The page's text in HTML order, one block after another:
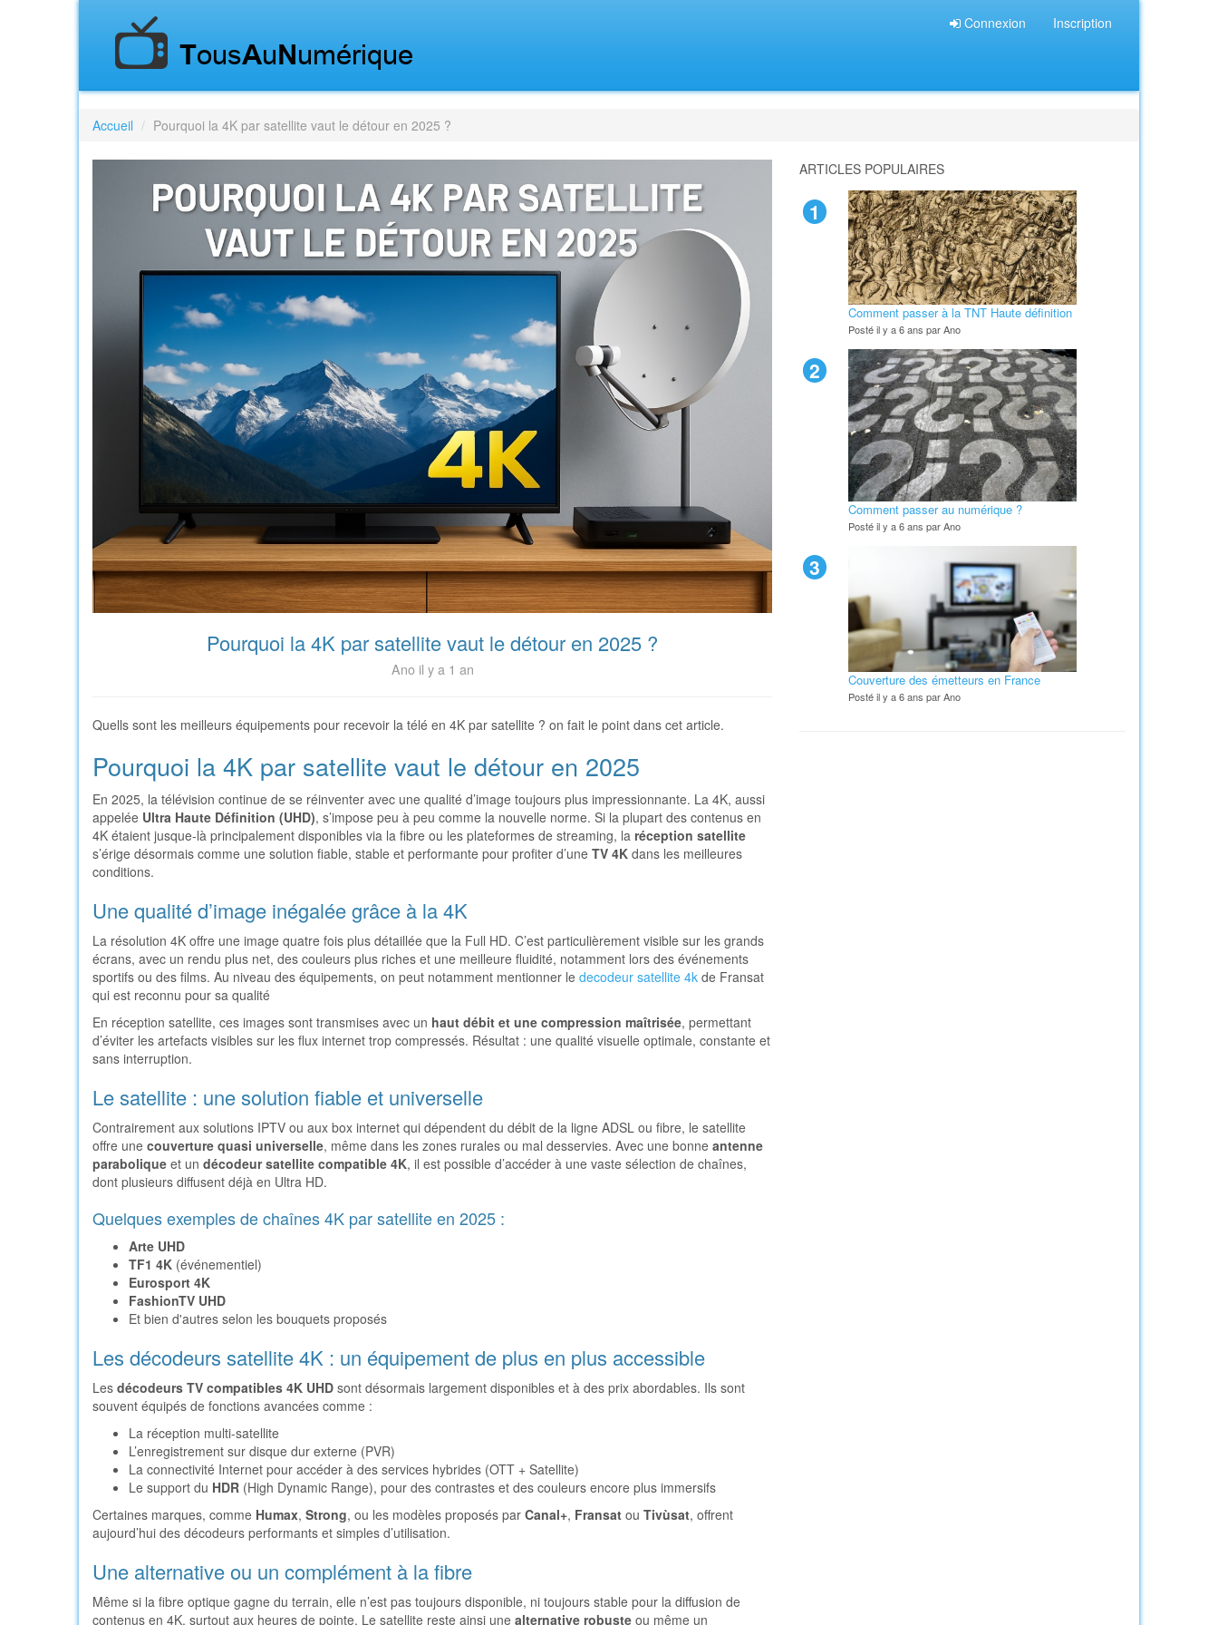
Connexion Inscription
Accueil Pourquoi la 4K par satellite vaut le détour en 2025 ?
Pourquoi la 4K par satellite vaut le détour en 2025 ?
Ano il y a 1 an
Quells sont les meilleurs équipements pour recevoir la télé en 4K par satellite ? on fait le point dans cet article.
Pourquoi la 4K par satellite vaut le détour en 2025
En 2025, la télévision continue de se réinventer avec une qualité d’image toujours plus impressionnante. La 4K, aussi
appelée Ultra Haute Définition (UHD), s’impose peu à peu comme la nouvelle norme. Si la plupart des contenus en
4K étaient jusque-là principalement disponibles via la fibre ou les plateformes de streaming, la réception satellite
s’érige désormais comme une solution fiable, stable et performante pour profiter d’une TV 4K dans les meilleures
conditions.
Une qualité d’image inégalée grâce à la 4K
La résolution 4K offre une image quatre fois plus détaillée que la Full HD. C’est particulièrement visible sur les grands
écrans, avec un rendu plus net, des couleurs plus riches et une meilleure fluidité, notamment lors des événements
sportifs ou des films. Au niveau des équipements, on peut notamment mentionner le decodeur satellite 4k de Fransat
qui est reconnu pour sa qualité
En réception satellite, ces images sont transmises avec un haut débit et une compression maîtrisée, permettant
d’éviter les artefacts visibles sur les flux internet trop compressés. Résultat : une qualité visuelle optimale, constante et
sans interruption.
Le satellite : une solution fiable et universelle
Contrairement aux solutions IPTV ou aux box internet qui dépendent du débit de la ligne ADSL ou fibre, le satellite
offre une couverture quasi universelle, même dans les zones rurales ou mal desservies. Avec une bonne antenne
parabolique et un décodeur satellite compatible 4K, il est possible d’accéder à une vaste sélection de chaînes,
dont plusieurs diffusent déjà en Ultra HD.
Quelques exemples de chaînes 4K par satellite en 2025 :
Arte UHD
TF1 4K (événementiel)
Eurosport 4K
FashionTV UHD
Et bien d'autres selon les bouquets proposés
Les décodeurs satellite 4K : un équipement de plus en plus accessible
Les décodeurs TV compatibles 4K UHD sont désormais largement disponibles et à des prix abordables. Ils sont
souvent équipés de fonctions avancées comme :
La réception multi-satellite
L’enregistrement sur disque dur externe (PVR)
La connectivité Internet pour accéder à des services hybrides (OTT + Satellite)
Le support du HDR (High Dynamic Range), pour des contrastes et des couleurs encore plus immersifs
Certaines marques, comme Humax, Strong, ou les modèles proposés par Canal+, Fransat ou Tivùsat, offrent
aujourd’hui des décodeurs performants et simples d’utilisation.
Une alternative ou un complément à la fibre
Même si la fibre optique gagne du terrain, elle n’est pas toujours disponible, ni toujours stable pour la diffusion de
contenus en 4K, surtout aux heures de pointe. Le satellite reste ainsi une alternative robuste ou même un
ARTICLES POPULAIRES
1
Comment passer à la TNT Haute définition
Posté il y a 6 ans par Ano
2
Comment passer au numérique ?
Posté il y a 6 ans par Ano
3
Couverture des émetteurs en France
Posté il y a 6 ans par Ano